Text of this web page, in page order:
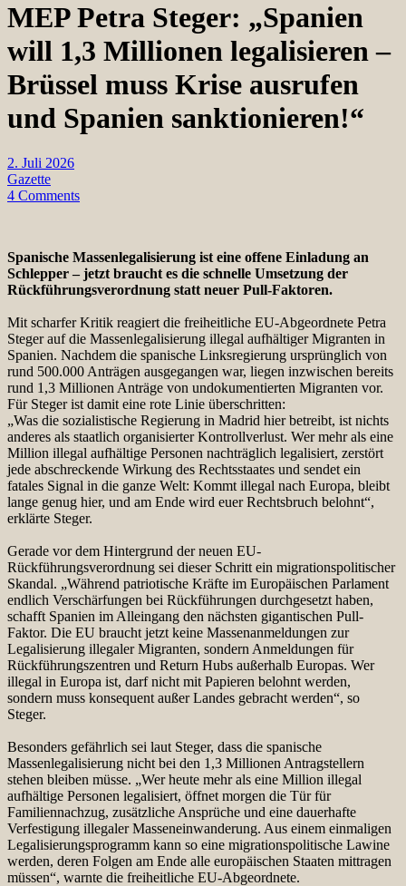
MEP Petra Steger: „Spanien
will 1,3 Millionen legalisieren –
Brüssel muss Krise ausrufen
und Spanien sanktionieren!“
2. Juli 2026
Gazette
4 Comments
Spanische Massenlegalisierung ist eine offene Einladung an
Schlepper – jetzt braucht es die schnelle Umsetzung der
Rückführungsverordnung statt neuer Pull-Faktoren.
Mit scharfer Kritik reagiert die freiheitliche EU-Abgeordnete Petra
Steger auf die Massenlegalisierung illegal aufhältiger Migranten in
Spanien. Nachdem die spanische Linksregierung ursprünglich von
rund 500.000 Anträgen ausgegangen war, liegen inzwischen bereits
rund 1,3 Millionen Anträge von undokumentierten Migranten vor.
Für Steger ist damit eine rote Linie überschritten:
„Was die sozialistische Regierung in Madrid hier betreibt, ist nichts
anderes als staatlich organisierter Kontrollverlust. Wer mehr als eine
Million illegal aufhältige Personen nachträglich legalisiert, zerstört
jede abschreckende Wirkung des Rechtsstaates und sendet ein
fatales Signal in die ganze Welt: Kommt illegal nach Europa, bleibt
lange genug hier, und am Ende wird euer Rechtsbruch belohnt“,
erklärte Steger.
Gerade vor dem Hintergrund der neuen EU-
Rückführungsverordnung sei dieser Schritt ein migrationspolitischer
Skandal. „Während patriotische Kräfte im Europäischen Parlament
endlich Verschärfungen bei Rückführungen durchgesetzt haben,
schafft Spanien im Alleingang den nächsten gigantischen Pull-
Faktor. Die EU braucht jetzt keine Massenanmeldungen zur
Legalisierung illegaler Migranten, sondern Anmeldungen für
Rückführungszentren und Return Hubs außerhalb Europas. Wer
illegal in Europa ist, darf nicht mit Papieren belohnt werden,
sondern muss konsequent außer Landes gebracht werden“, so
Steger.
Besonders gefährlich sei laut Steger, dass die spanische
Massenlegalisierung nicht bei den 1,3 Millionen Antragstellern
stehen bleiben müsse. „Wer heute mehr als eine Million illegal
aufhältige Personen legalisiert, öffnet morgen die Tür für
Familiennachzug, zusätzliche Ansprüche und eine dauerhafte
Verfestigung illegaler Masseneinwanderung. Aus einem einmaligen
Legalisierungsprogramm kann so eine migrationspolitische Lawine
werden, deren Folgen am Ende alle europäischen Staaten mittragen
müssen“, warnte die freiheitliche EU-Abgeordnete.